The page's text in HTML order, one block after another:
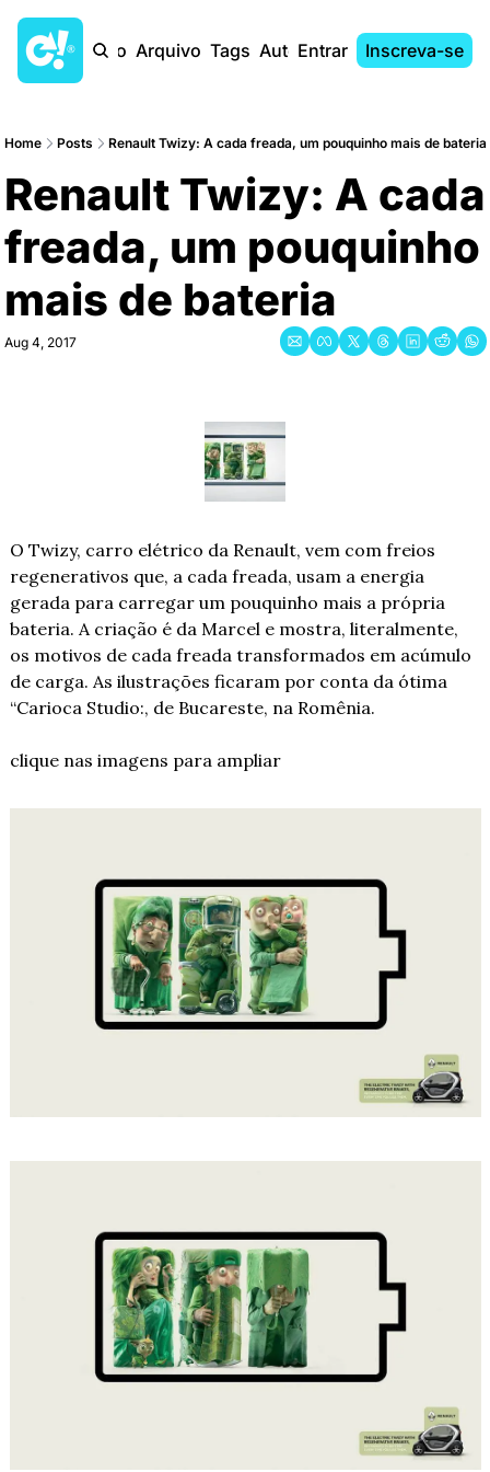
Início Arquivo Tags AutoresEntrar Inscreva-se
Home Posts Renault Twizy: A cada freada, um pouquinho mais de bateria
Renault Twizy: A cada
freada, um pouquinho
mais de bateria
Aug 4, 2017
O Twizy, carro elétrico da Renault, vem com freios
regenerativos que, a cada freada, usam a energia
gerada para carregar um pouquinho mais a própria
bateria. A criação é da Marcel e mostra, literalmente,
os motivos de cada freada transformados em acúmulo
de carga. As ilustrações ficaram por conta da ótima
“Carioca Studio:, de Bucareste, na Romênia.
clique nas imagens para ampliar